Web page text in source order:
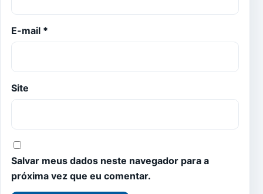
E-mail *
Site
Salvar meus dados neste navegador para a
próxima vez que eu comentar.